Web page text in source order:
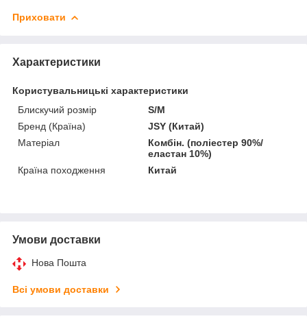
Приховати
Характеристики
Користувальницькі характеристики
Блискучий розмір
S/M
Бренд (Країна)
JSY (Китай)
Матеріал
Комбін. (поліестер 90%/
еластан 10%)
Країна походження
Китай
Умови доставки
Нова Пошта
Всі умови доставки